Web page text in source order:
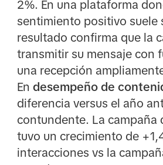
2%. En una plataforma
sentimiento positivo suele
resultado confirma que la
transmitir su mensaje con
una recepción
En desempeño de
diferencia versus el año
contundente. La campaña
tuvo un crecimiento de
interacciones vs la